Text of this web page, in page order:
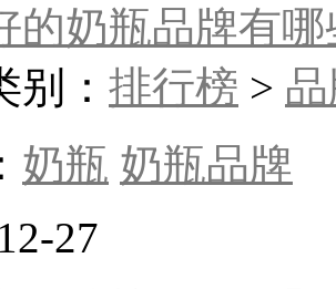
的奶瓶品牌有
别： 排行榜 >
奶瓶 奶瓶品牌
27